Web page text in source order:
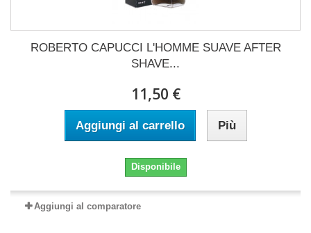
ROBERTO CAPUCCI L'HOMME SUAVE AFTER
SHAVE...
11,50 €
Aggiungi al carrello Più
Disponibile
Aggiungi al comparatore